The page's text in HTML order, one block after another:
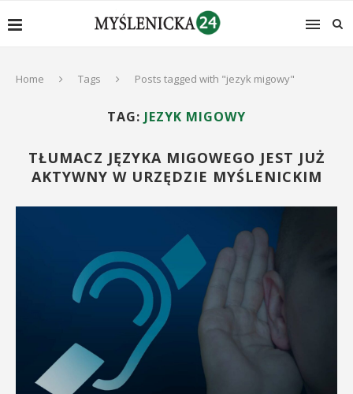
Home Tags Posts tagged with "jezyk migowy"
TAG: JEZYK MIGOWY
TŁUMACZ JĘZYKA MIGOWEGO JEST JUŻ
AKTYWNY W URZĘDZIE MYŚLENICKIM